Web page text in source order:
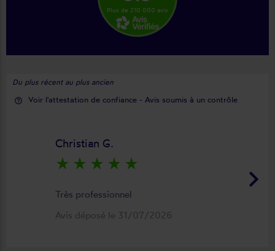
Plus de 210 000 avis
Du plus récent au plus ancien
help_outline Voir l'attestation de confiance - Avis soumis à un contrôle
keyboard_arrow_right
Christian G.
star_rate star_rate star_rate star_rate star_rate
Très professionnel
Avis déposé le 31/07/2026